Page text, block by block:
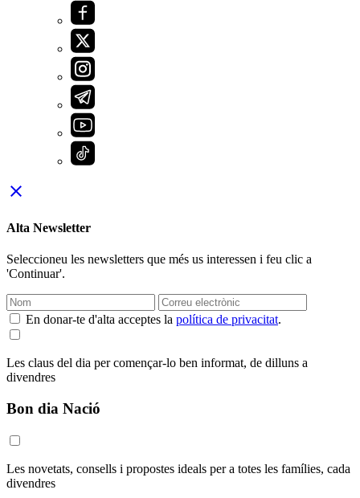
close
Alta Newsletter
Seleccioneu les newsletters que més us interessen i feu clic a
'Continuar'.
En donar-te d'alta acceptes la política de privacitat.
Les claus del dia per començar-lo ben informat, de dilluns a
divendres
Bon dia Nació
Les novetats, consells i propostes ideals per a totes les famílies, cada
divendres